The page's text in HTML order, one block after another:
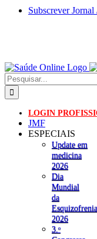
Skip
Subscrever
Pesquisar
LOGIN
JMF
ESPECIAIS
Update em
medicina
2026
Dia
Mundial
da
Esquizofrenia
2026
3.ᵒ